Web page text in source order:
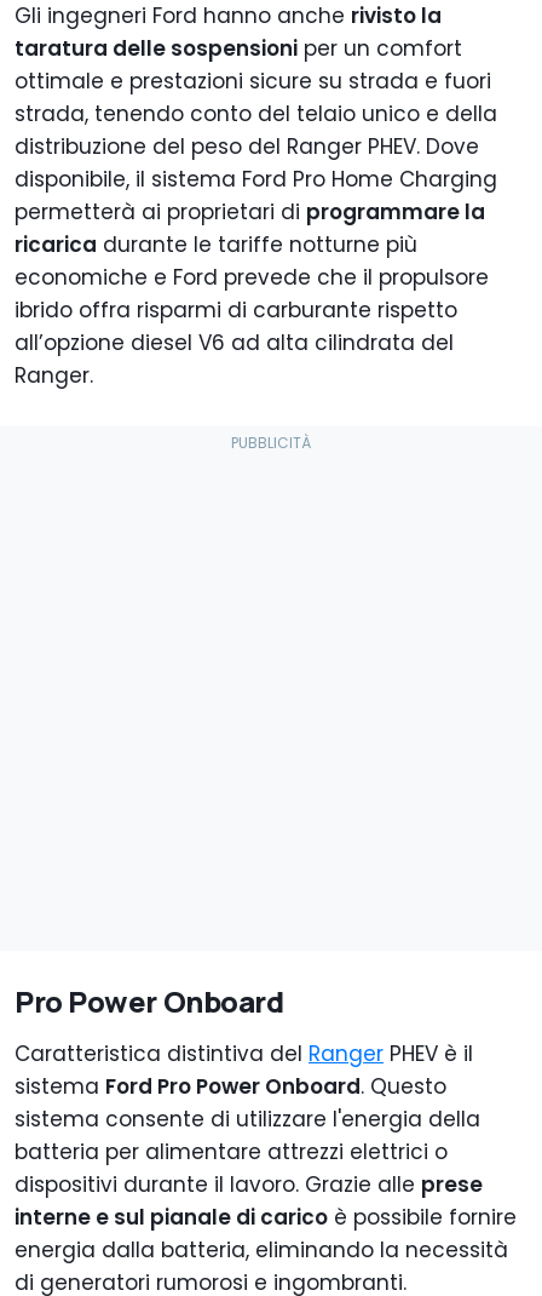
Gli ingegneri Ford hanno anche rivisto la
taratura delle sospensioni per un comfort
ottimale e prestazioni sicure su strada e fuori
strada, tenendo conto del telaio unico e della
distribuzione del peso del Ranger PHEV. Dove
disponibile, il sistema Ford Pro Home Charging
permetterà ai proprietari di programmare la
ricarica durante le tariffe notturne più
economiche e Ford prevede che il propulsore
ibrido offra risparmi di carburante rispetto
all’opzione diesel V6 ad alta cilindrata del
Ranger.
Pro Power Onboard
Caratteristica distintiva del Ranger PHEV è il
sistema Ford Pro Power Onboard. Questo
sistema consente di utilizzare l'energia della
batteria per alimentare attrezzi elettrici o
dispositivi durante il lavoro. Grazie alle prese
interne e sul pianale di carico è possibile fornire
energia dalla batteria, eliminando la necessità
di generatori rumorosi e ingombranti.